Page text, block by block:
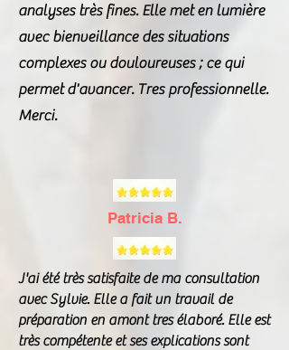
analyses très fines. Elle met en lumière
avec bienveillance des situations
complexes ou douloureuses ; ce qui
permet d'avancer. Tres professionnelle.
Merci.
Patricia B.
J'ai été très satisfaite de ma consultation
avec Sylvie. Elle a fait un travail de
préparation en amont tres élaboré. Elle est
très compétente et ses explications sont